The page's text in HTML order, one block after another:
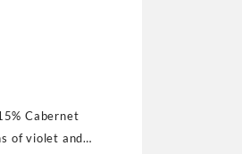
Cabernet
of violet and